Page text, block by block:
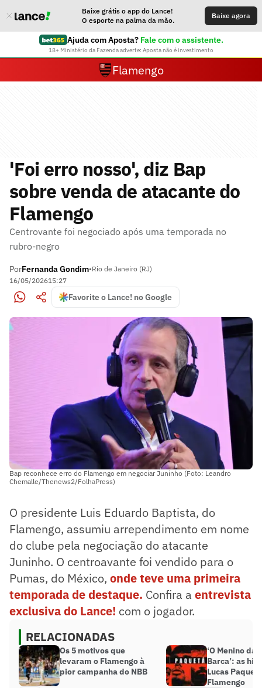
Baixe grátis o app do Lance!
O esporte na palma da mão.
Baixe agora
Ajuda com Aposta? Fale com o assistente.
18+ Ministério da Fazenda adverte: Aposta não é investimento
Flamengo
'Foi erro nosso', diz Bap
sobre venda de atacante do
Flamengo
Centrovante foi negociado após uma temporada no
rubro-negro
PorFernanda Gondim•Rio de Janeiro (RJ)
16/05/202615:27
Favorite o Lance! no Google
Bap reconhece erro do Flamengo em negociar Juninho (Foto: Leandro
Chemalle/Thenews2/FolhaPress)
O presidente Luis Eduardo Baptista, do
Flamengo, assumiu arrependimento em nome
do clube pela negociação do atacante
Juninho. O centroavante foi vendido para o
Pumas, do México, onde teve uma primeira
temporada de destaque. Confira a entrevista
exclusiva do Lance! com o jogador.
RELACIONADAS
Os 5 motivos que
levaram o Flamengo à
pior campanha do NBB
‘O Menino da
Barca’: as
Lucas
Flamengo